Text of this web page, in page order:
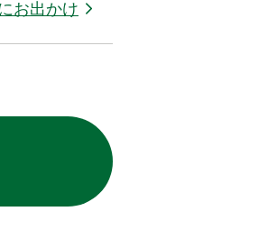
お出かけ